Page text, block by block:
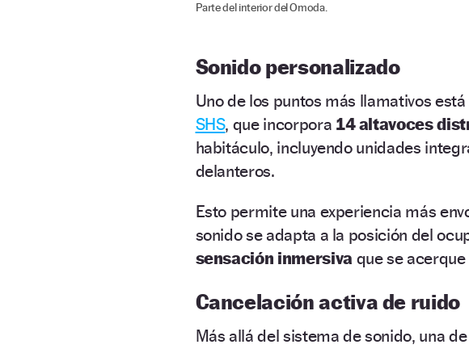
Parte del interior del Omoda.
Sonido personalizado
Uno de los puntos más llamativos
SHS, que incorpora 14 altavoces
habitáculo, incluyendo unidades
delanteros.
Esto permite una experiencia más
sonido se adapta a la posición del
sensación inmersiva que se
Cancelación activa de ruido
Más allá del sistema de sonido, una